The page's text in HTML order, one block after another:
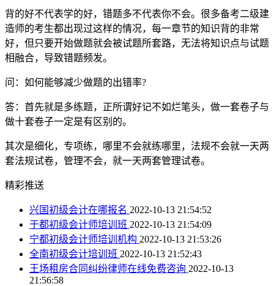
背的好不代表学的好，错题多不代表你不会。很多备考二级建
造师的考生都出现过这样的情况，每一章节的知识背的非常
好，但只要开始做题就会被试题所套路，无法将知识点与试题
相融合，导致错题频发。
问：如何能够减少做题的出错率?
答：首先就是多练题，正所谓好记不如烂笔头，做一套卷子与
做十套卷子一定是有区别的。
其次是细化，专项练，哪里不会就练哪里，法规不会就一天两
套法规试卷，管理不会，就一天两套管理试卷。
精彩推送
兴国初级会计在哪报名 2022-10-13 21:54:52
于都初级会计师培训班 2022-10-13 21:54:09
宁都初级会计师培训机构 2022-10-13 21:53:26
全南初级会计培训班 2022-10-13 21:52:43
王场租房合同纠纷律师在线免费咨询 2022-10-13
21:56:58